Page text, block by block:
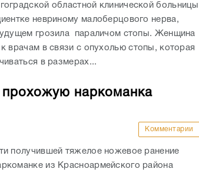
областной клинической больницы
невриному малоберцового нерва,
грозила параличом стопы. Женщина
врачам в связи с опухолью стопы, которая
в размерах...
прохожую наркоманка
Комментарии
получившей тяжелое ножевое ранение
из Красноармейского района